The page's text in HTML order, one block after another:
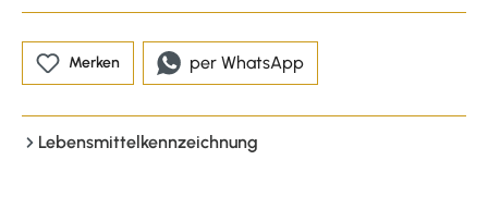
Merken per WhatsApp
Lebensmittelkennzeichnung